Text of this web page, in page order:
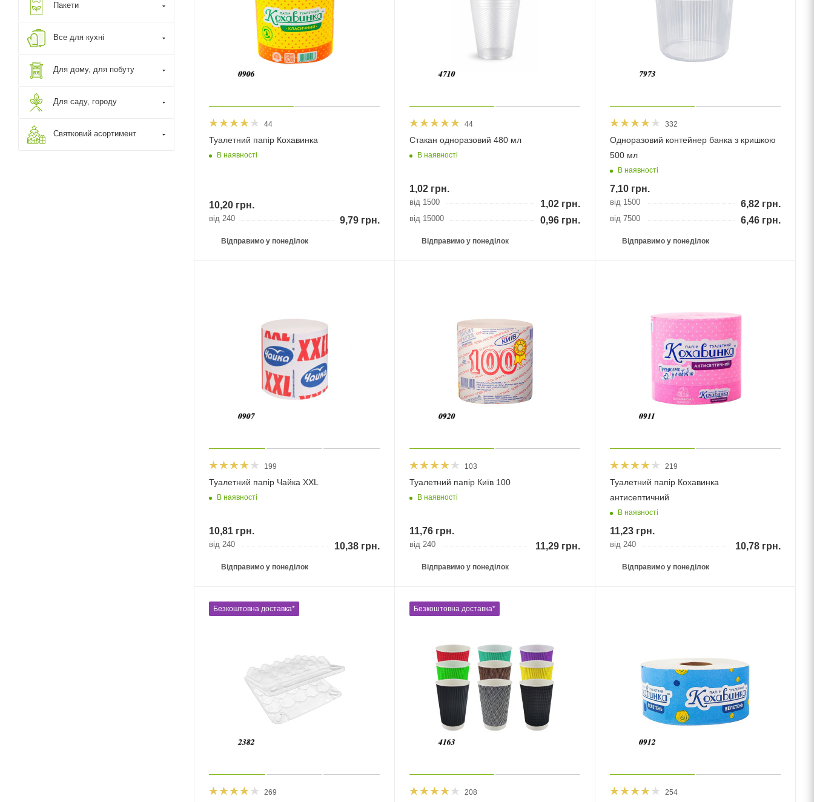
44
Туалетний папір Кохавинка
В наявності
10,20 грн.
від 240 9,79грн.
Відправимо у понеділок
44
Стакан одноразовий 480 мл
В наявності
1,02грн.
від 1500 1,02грн.
від 15000 0,96грн.
Відправимо у понеділок
332
Одноразовий контейнер банка з кришкою
500 мл
В наявності
7,10грн.
від 1500 6,82грн.
від 7500 6,46грн.
Відправимо у понеділок
199
Туалетний папір Чайка ХХL
В наявності
10,81 грн.
від 240 10,38грн.
Відправимо у понеділок
103
Туалетний папір Київ 100
В наявності
11,76грн.
від 240 11,29грн.
Відправимо у понеділок
219
Туалетний папір Кохавинка
антисептичний
В наявності
11,23грн.
від 240 10,78грн.
Відправимо у понеділок
Безкоштовна доставка*
269
Безкоштовна доставка*
208 254
Пакети
Все для кухні
Для дому, для побуту
Для саду, городу
Святковий асортимент